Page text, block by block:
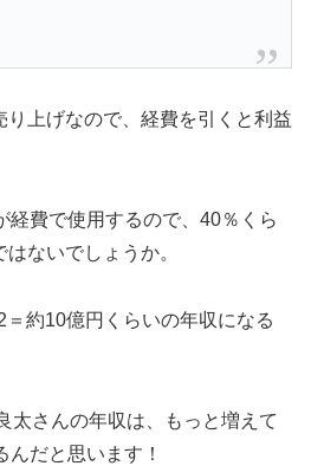
り上げなので、経費を引くと利益
経費で使用するので、40％くら
ないでしょうか。
約10億円くらいの年収になる
太さんの年収は、もっと増えて
だと思います！